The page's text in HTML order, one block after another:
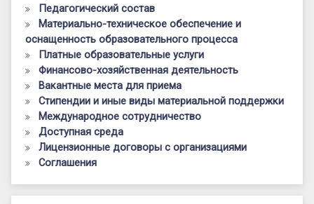
Педагогический состав
Материально-техническое обеспечение и
оснащенность образовательного процесса
Платные образовательные услуги
Финансово-хозяйственная деятельность
Вакантные места для приема
Стипендии и иные виды материальной поддержки
Международное сотрудничество
Доступная среда
Лицензионные договоры с организациями
Соглашения